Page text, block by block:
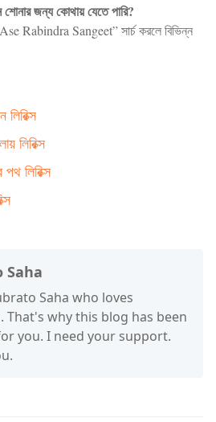
শোনার জন্য কোথায় যেতে পারি?
Rabindra Sangeet” সার্চ করলে বিভিন্ন
লিরিক্স
পথ লিরিক্স
Saha
Saha who loves
That's why this blog has been
you. I need your support.